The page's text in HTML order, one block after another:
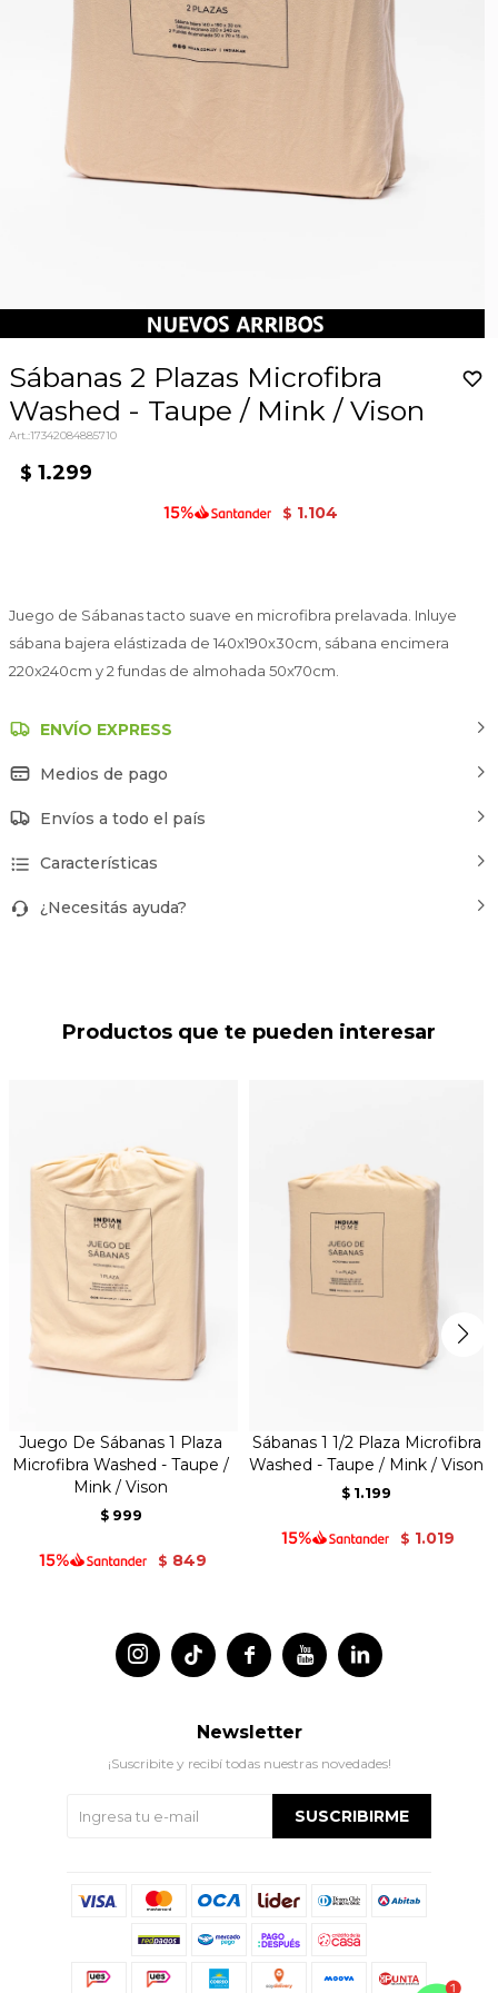
Sábanas 2 Plazas Microfibra
Washed - Taupe / Mink / Vison
17342084885710
$ 1.299
$ 1.104
Juego de Sábanas tacto suave en microfibra prelavada. Inluye
sábana bajera elástizada de 140x190x30cm, sábana encimera
220x240cm y 2 fundas de almohada 50x70cm.
ENVÍO EXPRESS
Medios de pago
Envíos a todo el país
Características
¿Necesitás ayuda?
Productos que te pueden interesar
Juego De Sábanas 1 Plaza
Microfibra Washed - Taupe /
Mink / Vison
$ 999
$ 849
Sábanas 1 1/2 Plaza Microfibra
Washed - Taupe / Mink / Vison
$ 1.199
$ 1.019
 
 
Newsletter
¡Suscribite y recibí todas nuestras novedades!
SUSCRIBIRME